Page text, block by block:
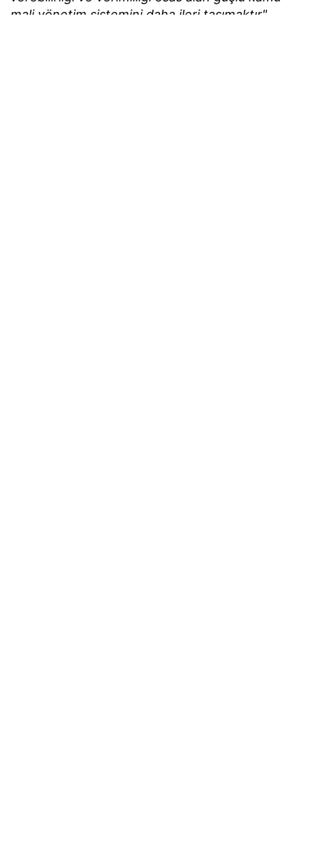
mali yönetim sistemini daha ileri taşımaktır"